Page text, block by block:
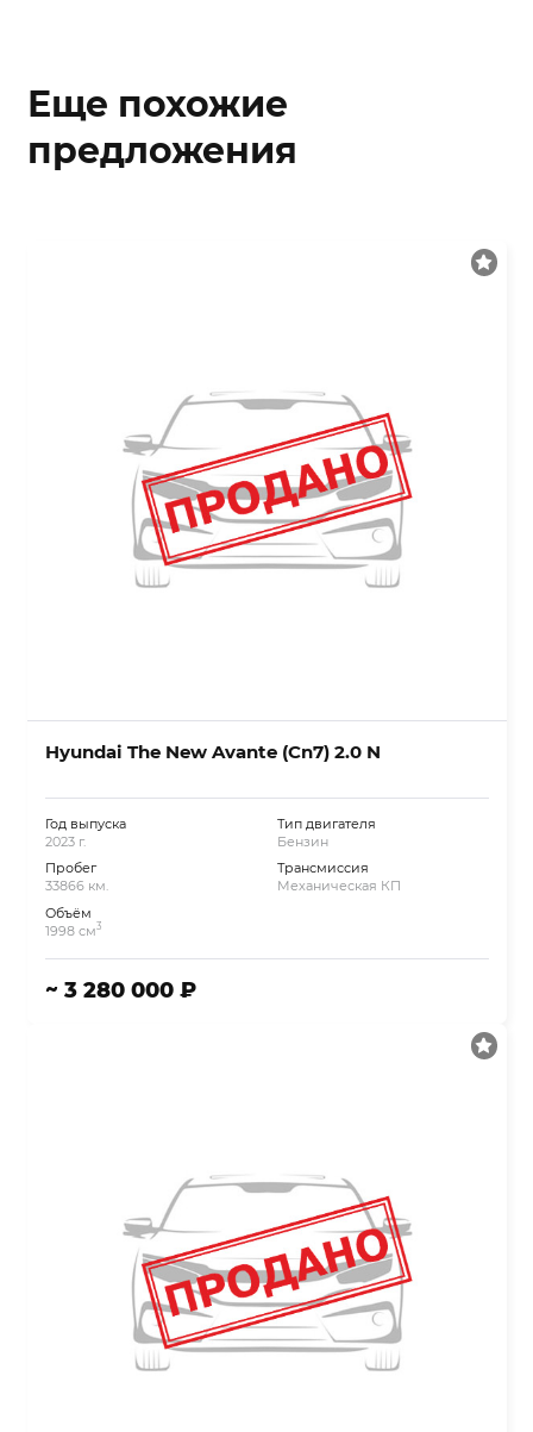
Еще похожие
предложения
Hyundai The New Avante (Cn7) 2.0 N
Год выпуска
2023 г.
Пробег
33866 км.
Объём
1998 см3
Тип двигателя
Бензин
Трансмиссия
Механическая КП
~ 3 280 000 ₽